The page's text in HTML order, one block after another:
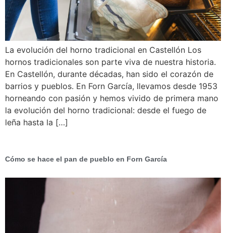
La evolución del horno tradicional en Castellón Los
hornos tradicionales son parte viva de nuestra historia.
En Castellón, durante décadas, han sido el corazón de
barrios y pueblos. En Forn García, llevamos desde 1953
horneando con pasión y hemos vivido de primera mano
la evolución del horno tradicional: desde el fuego de
leña hasta la […]
Cómo se hace el pan de pueblo en Forn García